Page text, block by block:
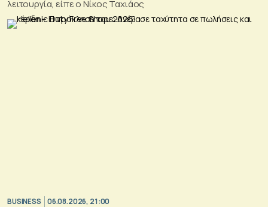
λειτουργία, είπε ο Νίκος Ταχιάος
BUSINESS 06.08.2026, 21:00